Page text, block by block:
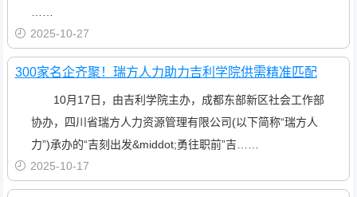
2025-10-27
300家名企齐聚！瑞方人力助力吉利学院供需精准匹配
10月17日，由吉利学院主办，成都东部新区社会工作部
协办，四川省瑞方人力资源管理有限公司(以下简称“瑞方人
力”)承办的“吉刻出发&middot;勇往职前”吉……
2025-10-17